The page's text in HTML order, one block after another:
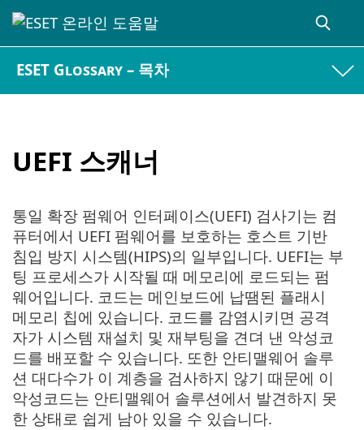
ESET Glossary – 목차
UEFI 스캐너
통일 확장 펌웨어 인터페이스(UEFI) 검사기는 컴
퓨터에서 UEFI 펌웨어를 보호하는 호스트 기반
침입 방지 시스템(HIPS)의 일부입니다. UEFI는 부
팅 프로세스가 시작될 때 메모리에 로드되는 펌
웨어입니다. 코드는 메인보드에 납땜된 플래시
메모리 칩에 있습니다. 코드를 감염시키면 공격
자가 시스템 재설치 및 재부팅을 견뎌 낸 악성코
드를 배포할 수 있습니다. 또한 안티맬웨어 솔루
션 대다수가 이 계층을 검사하지 않기 때문에 이
악성코드는 안티맬웨어 솔루션에서 발견하지 못
한 상태로 쉽게 남아 있을 수 있습니다.